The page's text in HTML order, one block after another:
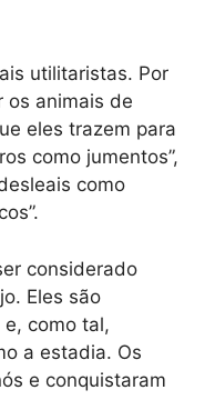
utilitaristas. Por
os animais de
eles trazem para
como jumentos”,
como
considerado
Eles são
como tal,
a estadia. Os
e conquistaram